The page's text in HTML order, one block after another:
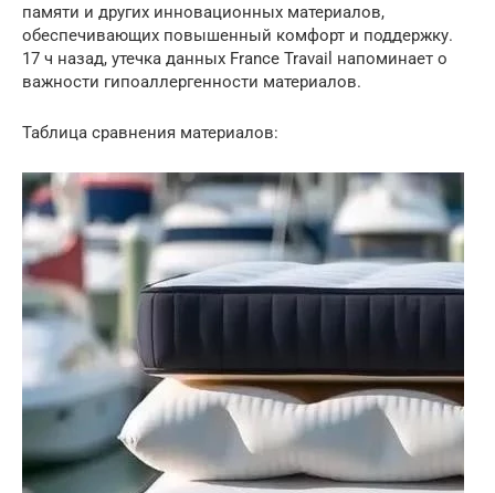
памяти и других инновационных материалов,
обеспечивающих повышенный комфорт и поддержку.
17 ч назад, утечка данных France Travail напоминает о
важности гипоаллергенности материалов.
Таблица сравнения материалов: